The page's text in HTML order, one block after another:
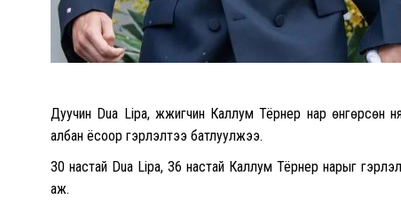
Дуучин Dua Lipa, жүжигчин Каллум Тёрнер нар өнгөрсөн
албан ёсоор гэрлэлтээ батлуулжээ.
30 настай Dua Lipa, 36 настай Каллум Тёрнер нарыг
аж.